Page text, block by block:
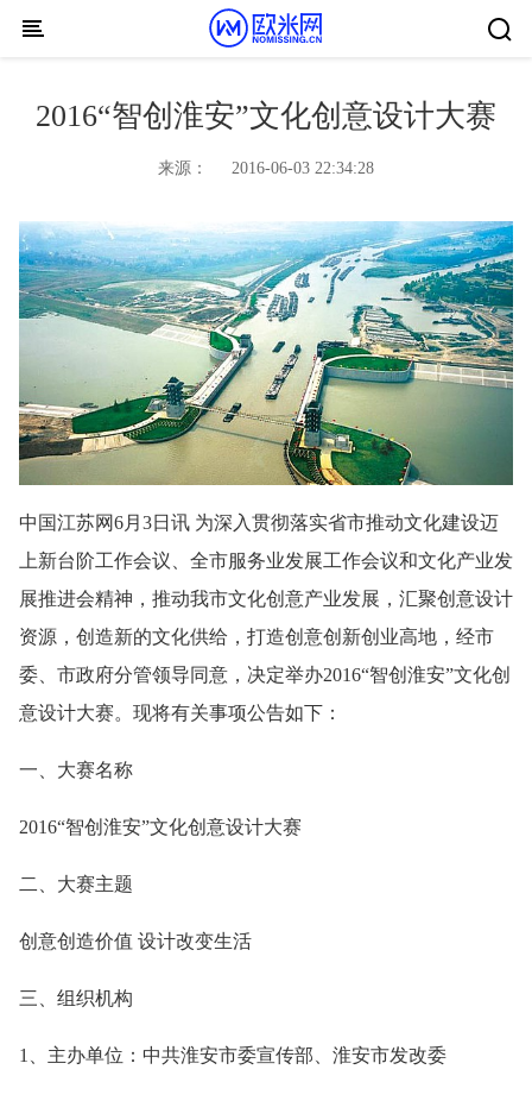
Skip to content
2016“智创淮安”文化创意设计大赛
来源： 2016-06-03 22:34:28
中国江苏网6月3日讯 为深入贯彻落实省市推动文化建设迈
上新台阶工作会议、全市服务业发展工作会议和文化产业发
展推进会精神，推动我市文化创意产业发展，汇聚创意设计
资源，创造新的文化供给，打造创意创新创业高地，经市
委、市政府分管领导同意，决定举办2016“智创淮安”文化创
意设计大赛。现将有关事项公告如下：
一、大赛名称
2016“智创淮安”文化创意设计大赛
二、大赛主题
创意创造价值 设计改变生活
三、组织机构
1、主办单位：中共淮安市委宣传部、淮安市发改委